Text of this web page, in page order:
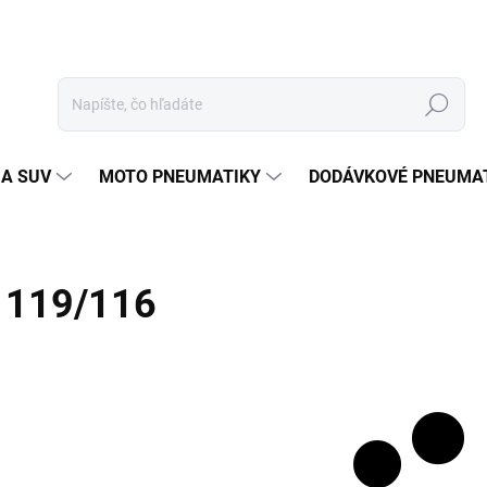
Hľadať
SUV MOTO PNEUMATIKY DODÁVKOVÉ
119/116